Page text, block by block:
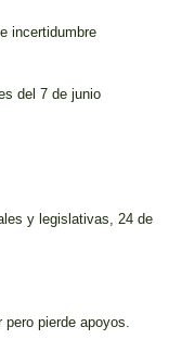
incertidumbre
del 7 de junio
y legislativas, 24 de
pierde apoyos.